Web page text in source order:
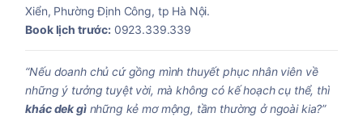
Xiển, Phường Định Công, tp Hà Nội.
Book lịch trước:0923.339.339
“Nếu doanh chủ cứ gồng mình thuyết phục nhân viên về
những ý tưởng tuyệt vời, mà không có kế hoạch cụ thể, thì
khác dek gìnhững kẻ mơ mộng, tầm thường ở ngoài kia?”